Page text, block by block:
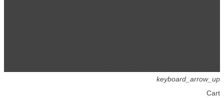
keyboard_arrow_up
Cart